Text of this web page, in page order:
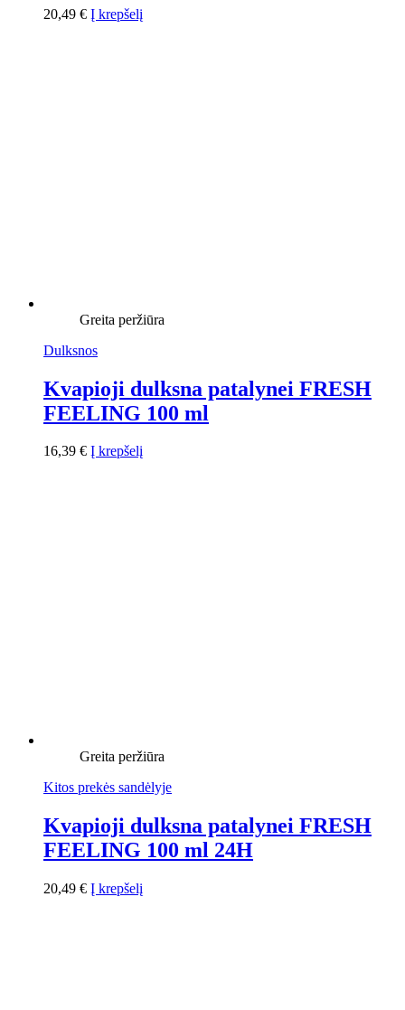
20,49 € Į krepšelį
Greita peržiūra
Dulksnos
Kvapioji dulksna patalynei FRESH
FEELING 100 ml
16,39 € Į krepšelį
Greita peržiūra
Kitos prekės sandėlyje
Kvapioji dulksna patalynei FRESH
FEELING 100 ml 24H
20,49 € Į krepšelį